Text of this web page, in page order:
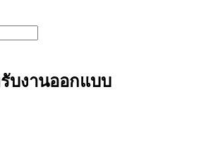
บงานออกแบบ